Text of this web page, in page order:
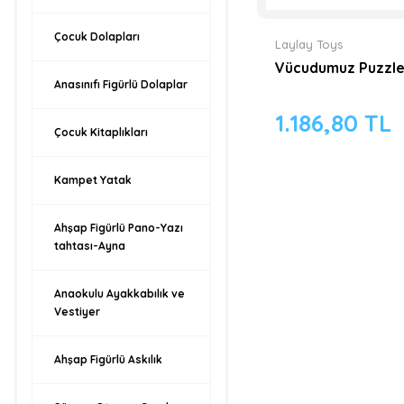
Çocuk Dolapları
Anasınıfı Figürlü Dolaplar
Çocuk Kitaplıkları
Kampet Yatak
Ahşap Figürlü Pano-Yazı
tahtası-Ayna
Anaokulu Ayakkabılık ve
Vestiyer
Ahşap Figürlü Askılık
Laylay Toys
Vücudumuz
1.186,80 TL